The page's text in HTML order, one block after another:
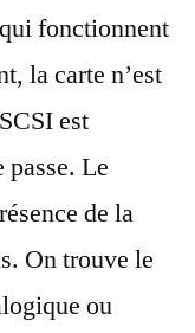
fonctionnent
la carte n’est
est
passe. Le
de la
On trouve le
ou